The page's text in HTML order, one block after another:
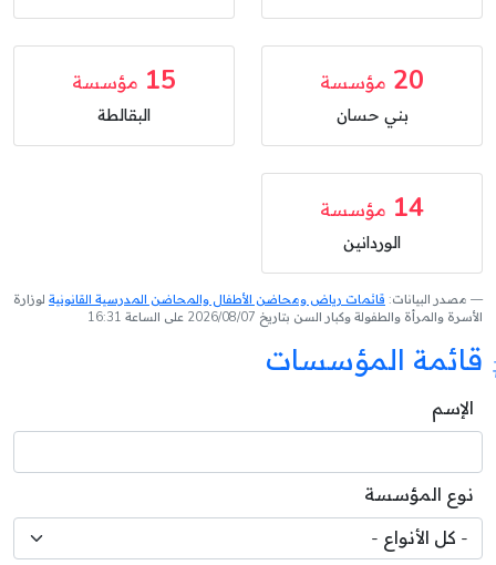
20 مؤسسة
بني حسان
15 مؤسسة
البقالطة
14 مؤسسة
الوردانين
مصدر البيانات: قائمات رياض ومحاضن الأطفال والمحاضن المدرسية القانونية لوزارة
الأسرة والمرأة والطفولة وكبار السن بتاريخ 2026/08/07 على الساعة 16:31
قائمة المؤسسات
الإسم
نوع المؤسسة